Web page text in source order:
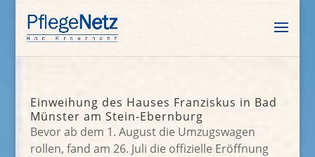
Einweihung des Hauses Franziskus in Bad
Münster am Stein-Ebernburg
Bevor ab dem 1. August die Umzugswagen
rollen, fand am 26. Juli die offizielle Eröffnung